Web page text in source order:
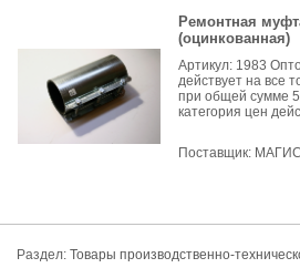
Ремонтная
(оцинкованная)
Артикул: 1983
действует на все
при общей сумме
категория цен
Поставщик:
Раздел: Товары производственно-